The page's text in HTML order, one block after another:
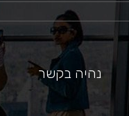
נהיה בקשר